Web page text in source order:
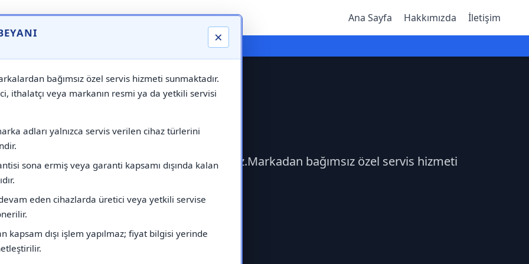
×
bağımsız özel servis hizmeti sunmaktadır.
ithalatçı veya markanın resmi ya da yetkili servisi
adları yalnızca servis verilen cihaz türlerini
sona ermiş veya garanti kapsamı dışında kalan
eden cihazlarda üretici veya yetkili servise
kapsam dışı işlem yapılmaz; fiyat bilgisi yerinde
Ana Sayfa Hakkımızda İletişim
⚠️ Markadan Bağımsız "Özel Servis" Hizmeti
Servisi
Termodinamik Servisi çağırabilirsiniz.Markadan bağımsız özel servis hizmeti